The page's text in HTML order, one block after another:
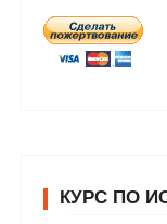
КУРС ПО